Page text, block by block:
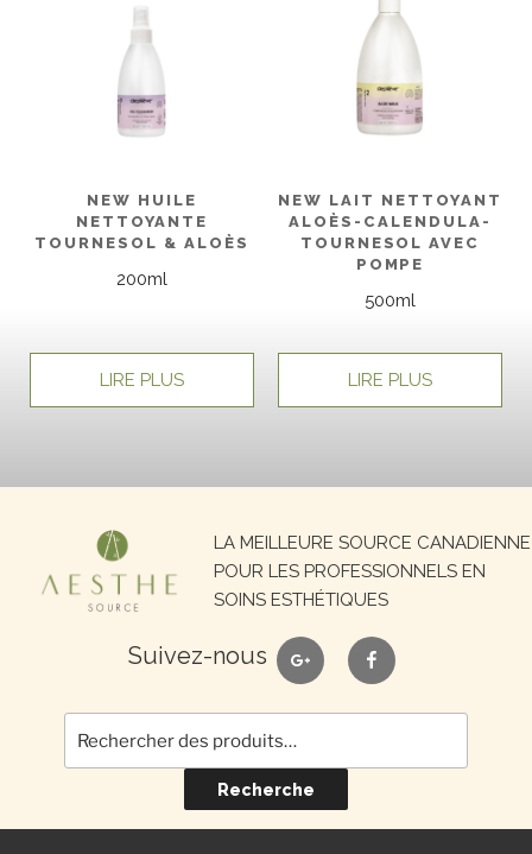
NEW HUILE
NETTOYANTE
TOURNESOL & ALOÈS
200ml
LIRE PLUS
NEW LAIT NETTOYANT
ALOÈS-CALENDULA-
TOURNESOL AVEC
POMPE
500ml
LIRE PLUS
LA MEILLEURE SOURCE CANADIENNE
POUR LES PROFESSIONNELS EN
SOINS ESTHÉTIQUES
Suivez-nous google facebook
Recherche
pour :
Recherche